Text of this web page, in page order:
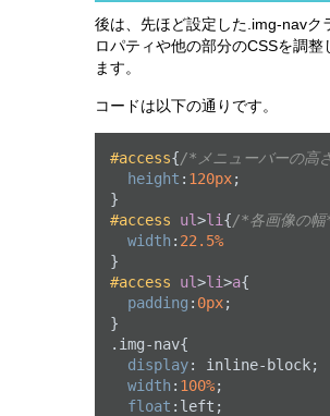
後は、先ほど設定した.img-navク
ロパティや他の部分のCSSを調整
ます。
コードは以下の通りです。
#access{/*メニューバーの高
height : 120px;
#access
ul>li {/*各画像の
width : 22.5%
#access
ul>li>a{
padding : 0px;
.img-nav{
display: inline-block;
width : 100%;
float :left;